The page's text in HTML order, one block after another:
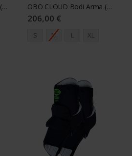
OBO YAHOO Bodi Arma (incl. Arms) OBO CLOUD Bodi Arma (incl. Arms)
206,00 €
S M L XL